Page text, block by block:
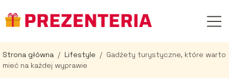
Strona główna / Lifestyle / Gadżety turystyczne, które warto
mieć na każdej wyprawie